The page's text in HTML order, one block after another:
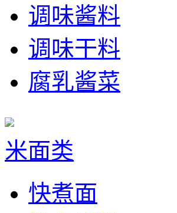
调味酱料
调味干料
腐乳酱菜
米面类
快煮面